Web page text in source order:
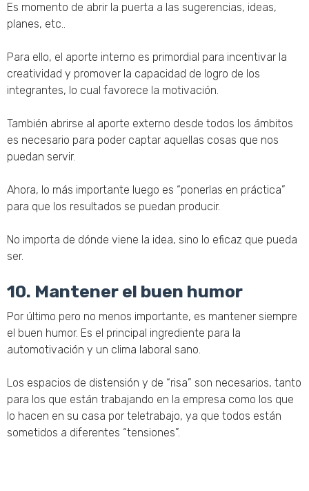
Es momento de abrir la puerta a las sugerencias, ideas,
planes, etc..
Para ello, el aporte interno es primordial para incentivar la
creatividad y promover la capacidad de logro de los
integrantes, lo cual favorece la motivación.
También abrirse al aporte externo desde todos los ámbitos
es necesario para poder captar aquellas cosas que nos
puedan servir.
Ahora, lo más importante luego es “ponerlas en práctica”
para que los resultados se puedan producir.
No importa de dónde viene la idea, sino lo eficaz que pueda
ser.
10. Mantener el buen humor
Por último pero no menos importante, es mantener siempre
el buen humor. Es el principal ingrediente para la
automotivación y un clima laboral sano.
Los espacios de distensión y de “risa” son necesarios, tanto
para los que están trabajando en la empresa como los que
lo hacen en su casa por teletrabajo, ya que todos están
sometidos a diferentes “tensiones”.